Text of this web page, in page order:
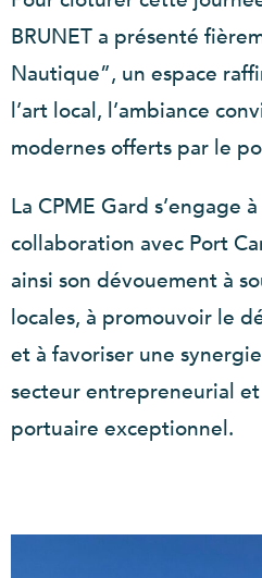
BRUNET a présenté
Nautique”, un espace
l’art local, l’ambiance
modernes offerts par le
La CPME Gard s’engage
collaboration avec Port
ainsi son dévouement à
locales, à promouvoir le
et à favoriser une
secteur entrepreneurial
portuaire exceptionnel.